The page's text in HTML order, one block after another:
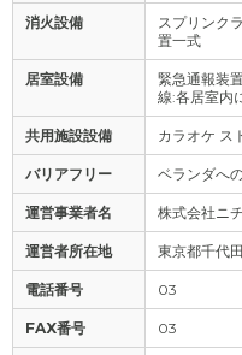
消火設備
スプリンク
置一式
居室設備
緊急通報装
線:各居室内
共用施設設備 カラオケ ス
バリアフリー ベランダへ
運営事業者名 株式会社ニ
運営者所在地 東京都千代
電話番号 03
FAX番号 03